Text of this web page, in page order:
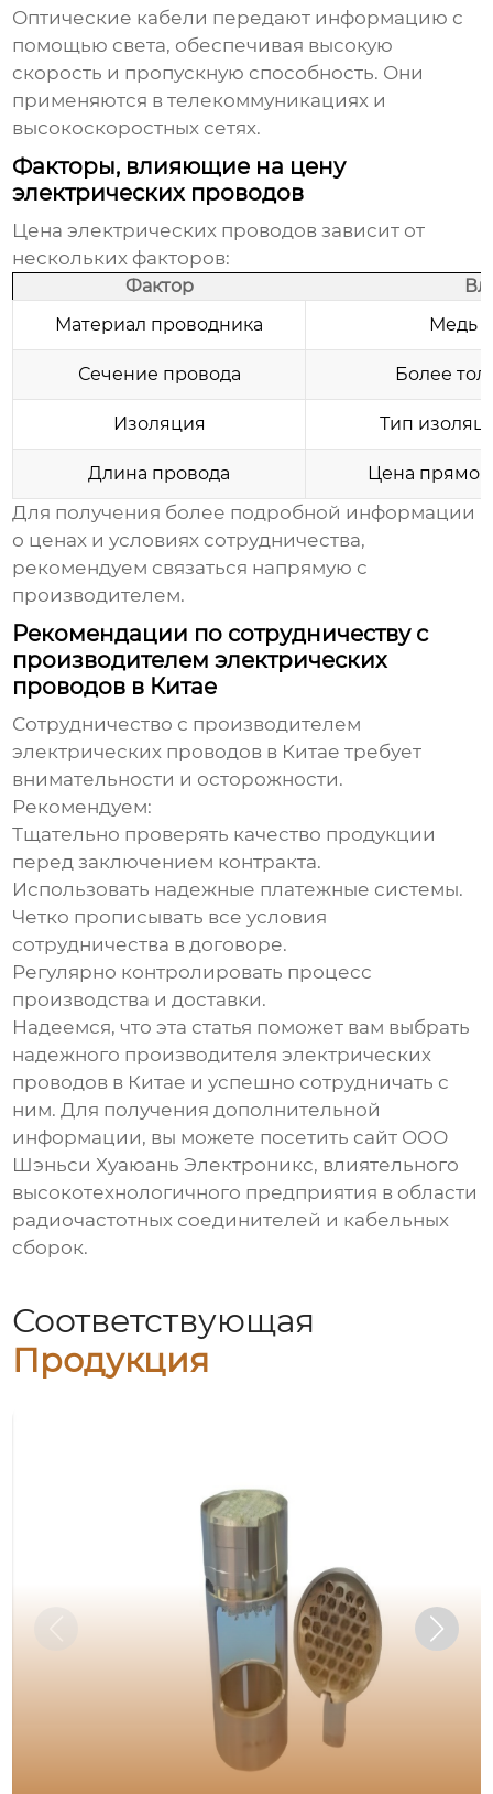
Оптические кабели передают информацию с
помощью света, обеспечивая высокую
скорость и пропускную способность. Они
применяются в телекоммуникациях и
высокоскоростных сетях.
Факторы, влияющие на цену
электрических проводов
Цена электрических проводов зависит от
нескольких факторов:
Фактор
Материал проводника
Медь
Сечение провода Более
Изоляция Тип
Длина провода Цена прямо
Для получения более подробной информации
о ценах и условиях сотрудничества,
рекомендуем связаться напрямую с
производителем.
Рекомендации по сотрудничеству с
производителем электрических
проводов в Китае
Сотрудничество с производителем
электрических проводов в Китае требует
внимательности и осторожности.
Рекомендуем:
Тщательно проверять качество продукции
перед заключением контракта.
Использовать надежные платежные системы.
Четко прописывать все условия
сотрудничества в договоре.
Регулярно контролировать процесс
производства и доставки.
Надеемся, что эта статья поможет вам выбрать
надежного производителя электрических
проводов в Китае и успешно сотрудничать с
ним. Для получения дополнительной
информации, вы можете посетить сайт ООО
Шэньси Хуаюань Электроникс, влиятельного
высокотехнологичного предприятия в области
радиочастотных соединителей и кабельных
сборок.
Соответствующая
Продукция